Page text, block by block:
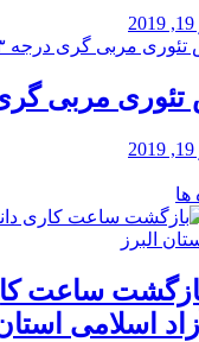
مربی گری
ها
ساعت
آزاد اسلامی